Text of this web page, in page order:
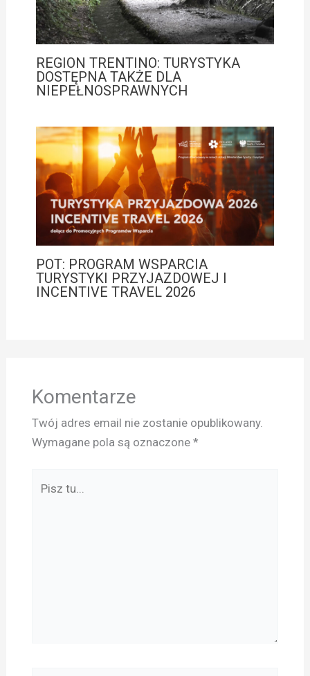
REGION TRENTINO: TURYSTYKA
DOSTĘPNA TAKŻE DLA
NIEPEŁNOSPRAWNYCH
POT: PROGRAM WSPARCIA
TURYSTYKI PRZYJAZDOWEJ I
INCENTIVE TRAVEL 2026
Komentarze
Twój adres email nie zostanie opublikowany.
Wymagane pola są oznaczone *